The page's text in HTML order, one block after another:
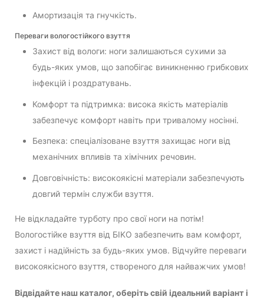
Амортизація та гнучкість.
Переваги вологостійкого взуття
Захист від вологи: ноги залишаються сухими за
будь-яких умов, що запобігає виникненню грибкових
інфекцій і роздратувань.
Комфорт та підтримка: висока якість матеріалів
забезпечує комфорт навіть при тривалому носінні.
Безпека: спеціалізоване взуття захищає ноги від
механічних впливів та хімічних речовин.
Довговічність: високоякісні матеріали забезпечують
довгий термін служби взуття.
Не відкладайте турботу про свої ноги на потім!
Вологостійке взуття від БIKO забезпечить вам комфорт,
захист і надійність за будь-яких умов. Відчуйте переваги
високоякісного взуття, створеного для найважчих умов!
Відвідайте наш каталог, оберіть свій ідеальний варіант і